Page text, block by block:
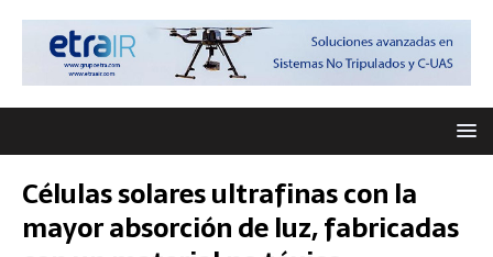
Células solares ultrafinas con la
mayor absorción de luz, fabricadas